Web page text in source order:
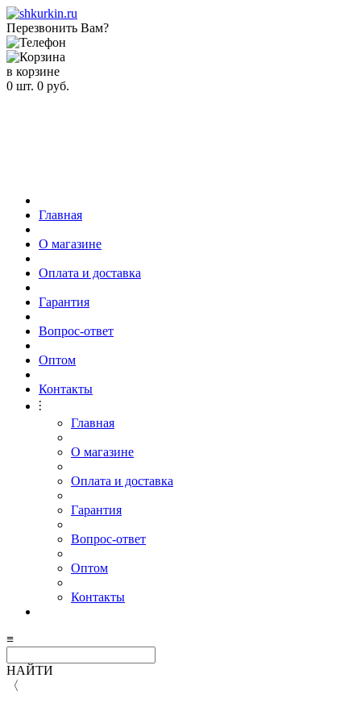
Перезвонить Вам?
в корзине
0 шт. 0 руб.
Главная
О магазине
Оплата и доставка
Гарантия
Вопрос-ответ
Оптом
Контакты
⫶
Главная
О магазине
Оплата и доставка
Гарантия
Вопрос-ответ
Оптом
Контакты
≡
НАЙТИ
〈